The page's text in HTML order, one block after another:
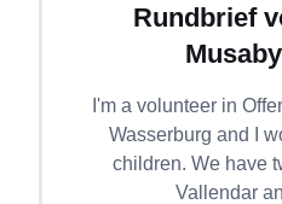
Rundbrief
I'm a volunteer in
Wasserburg and I
children. We have
Vallendar